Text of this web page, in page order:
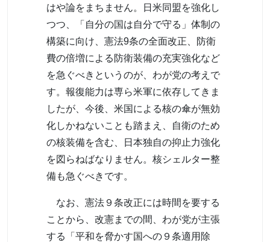
はや論をまちません。日米同盟を強化し
つつ、「自分の国は自分で守る」体制の
構築に向け、憲法9条の全面改正、防衛
費の倍増による防衛装備の充実強化など
を急ぐべきというのが、わが党の考えで
す。報復能力は専ら米軍に依存してきま
したが、今後、米国による核の傘が無効
化しかねないことも踏まえ、自衛のため
の核装備を含む、日本独自の抑止力強化
を図らねばなりません。核シェルター整
備も急ぐべきです。
なお、憲法９条改正には時間を要する
ことから、改憲までの間、わが党が主張
する「平和を脅かす国への９条適用除